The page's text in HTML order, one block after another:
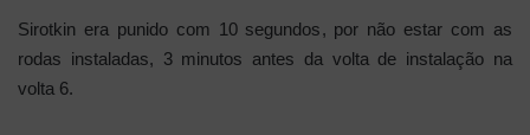
Sirotkin era punido com 10 segundos, por não estar com as
rodas instaladas, 3 minutos antes da volta de instalação na
volta 6.